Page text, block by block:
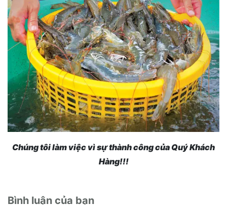
Chúng tôi làm việc vì sự thành công của Quý Khách
Hàng!!!
Bình luận của bạn